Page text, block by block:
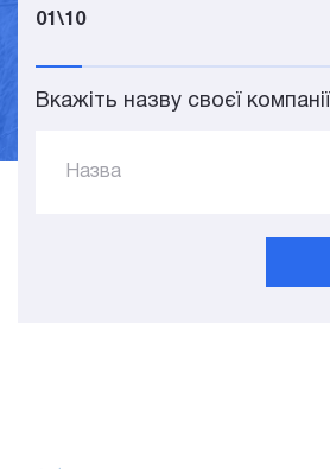
01\10
Вкажіть назву своєї компанії
Назва